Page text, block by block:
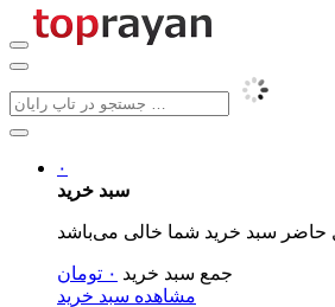
۰
سبد خرید
جمع سبد خرید ۰ تومان
مشاهده سبد خرید